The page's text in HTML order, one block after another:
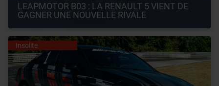
LEAPMOTOR B03 : LA RENAULT 5 VIENT DE
GAGNER UNE NOUVELLE RIVALE
Insolite